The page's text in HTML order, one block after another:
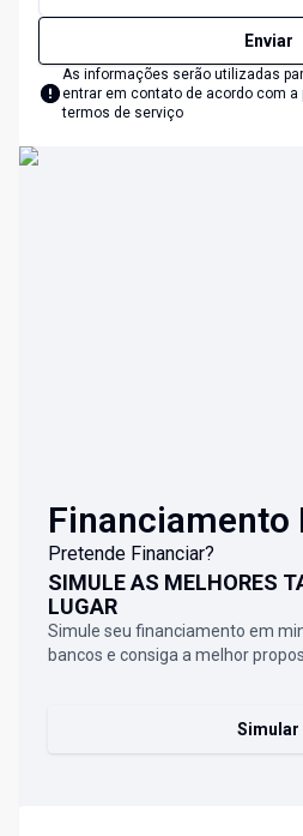
Enviar
As informações serão utilizadas
entrar em contato de acordo com a
termos de serviço
Financiamento
Pretende Financiar?
SIMULE AS MELHORES
LUGAR
Simule seu financiamento em
bancos e consiga a melhor
Simular